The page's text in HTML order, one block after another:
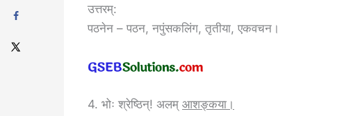
उत्तरम्:
पठनेन – पठन, नपुंसकलिंग, तृतीया, एकवचन।
4. भोः श्रेष्ठिन्! अलम् आशङ्कया।